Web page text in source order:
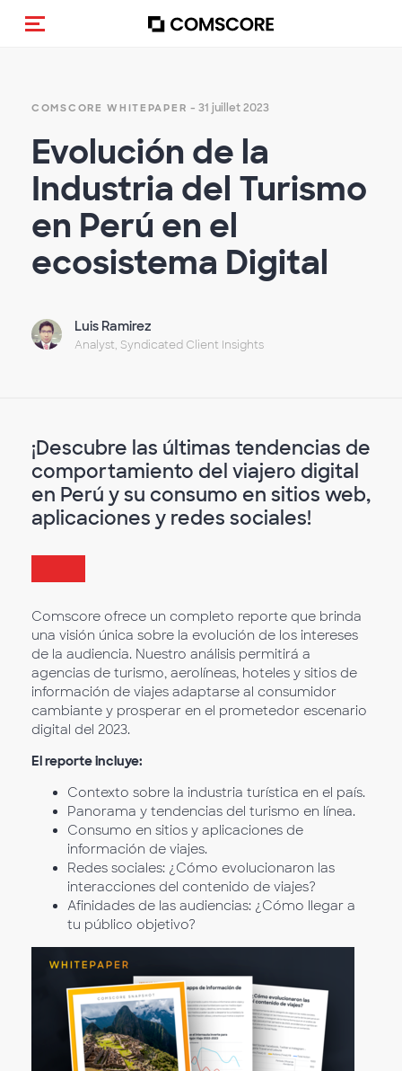
(Des)activer la navigation
COMSCORE WHITEPAPER - 31 juillet 2023
Evolución de la
Industria del Turismo
en Perú en el
ecosistema Digital
Luis Ramirez
Analyst, Syndicated Client Insights
¡Descubre las últimas tendencias de
comportamiento del viajero digital
en Perú y su consumo en sitios web,
aplicaciones y redes sociales!
Comscore ofrece un completo reporte que brinda
una visión única sobre la evolución de los intereses
de la audiencia. Nuestro análisis permitirá a
agencias de turismo, aerolíneas, hoteles y sitios de
información de viajes adaptarse al consumidor
cambiante y prosperar en el prometedor escenario
digital del 2023.
El reporte incluye:
Contexto sobre la industria turística en el país.
Panorama y tendencias del turismo en línea.
Consumo en sitios y aplicaciones de
información de viajes.
Redes sociales: ¿Cómo evolucionaron las
interacciones del contenido de viajes?
Afinidades de las audiencias: ¿Cómo llegar a
tu público objetivo?